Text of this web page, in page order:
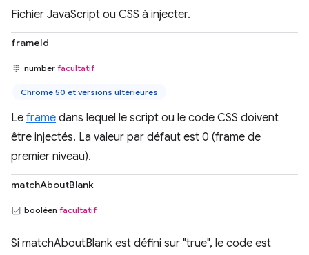
Fichier JavaScript ou CSS à injecter.
frameId
number facultatif
Chrome 50 et versions ultérieures
Le frame dans lequel le script ou le code CSS doivent
être injectés. La valeur par défaut est 0 (frame de
premier niveau).
matchAboutBlank
booléen facultatif
Si matchAboutBlank est défini sur "true", le code est